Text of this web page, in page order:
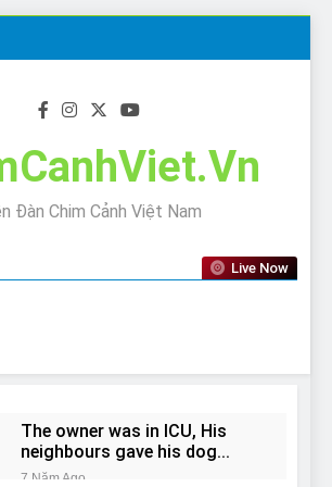
Đàn Chim Cảnh Việt Nam
Live Now
The owner was in ICU, His
neighbours gave his dog
away!
7 Năm Ago